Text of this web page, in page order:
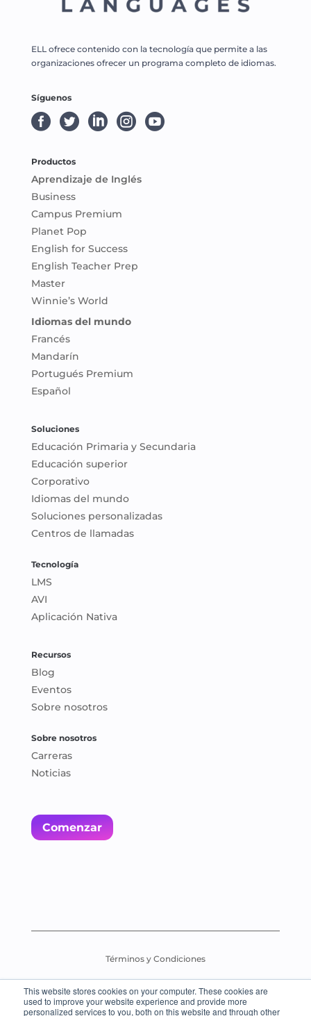
This website stores cookies on your computer. These cookies are
used to improve your website experience and provide more
personalized services to you, both on this website and through other
ELL ofrece contenido con la tecnología que permite a las
organizaciones ofrecer un programa completo de idiomas.
Síguenos
    
Productos
Aprendizaje de Inglés
Business
Campus Premium
Planet Pop
English for Success
English Teacher Prep
Master
Winnie’s World
Idiomas del mundo
Francés
Mandarín
Portugués Premium
Español
Soluciones
Educación Primaria y Secundaria
Educación superior
Corporativo
Idiomas del mundo
Soluciones personalizadas
Centros de llamadas
Tecnología
LMS
AVI
Aplicación Nativa
Recursos
Blog
Eventos
Sobre nosotros
Sobre nosotros
Carreras
Noticias
Comenzar
Términos y Condiciones
Política de pruebas de evaluación